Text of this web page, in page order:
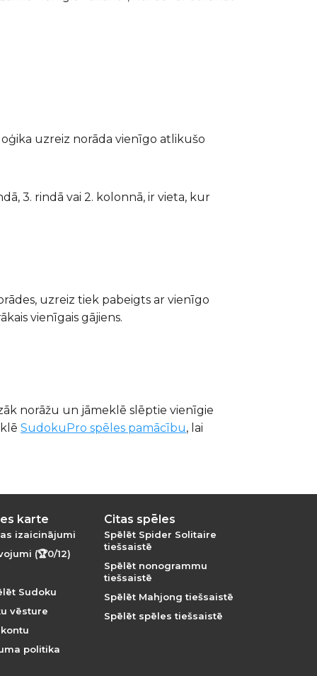
uzreiz norāda vienīgo atlikušo
3. rindā vai 2. kolonnā, ir vieta, kur
uzreiz tiek pabeigts ar vienīgo
vienīgais gājiens.
norāžu un jāmeklē slēptie vienīgie
SudokuPro spēles pamācību, lai
karte
izaicinājumi
(🏆0/12)
Sudoku
vēsture
politika
Citas spēles
Spēlēt Spider Solitaire
tiešsaistē
Spēlēt nonogrammu
tiešsaistē
Spēlēt Mahjong tiešsaistē
Spēlēt spēles tiešsaistē